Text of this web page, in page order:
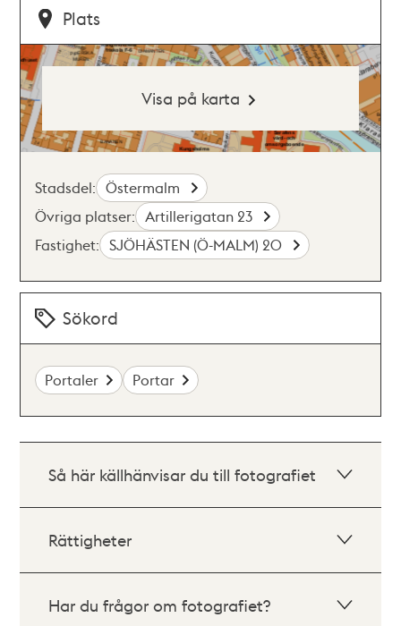
Plats
Visa på karta
Stadsdel: Östermalm
Övriga platser: Artillerigatan 23
Fastighet: SJÖHÄSTEN (Ö-MALM) 20
Sökord
Portaler Portar
Så här källhänvisar du till fotografiet
Rättigheter
Har du frågor om fotografiet?